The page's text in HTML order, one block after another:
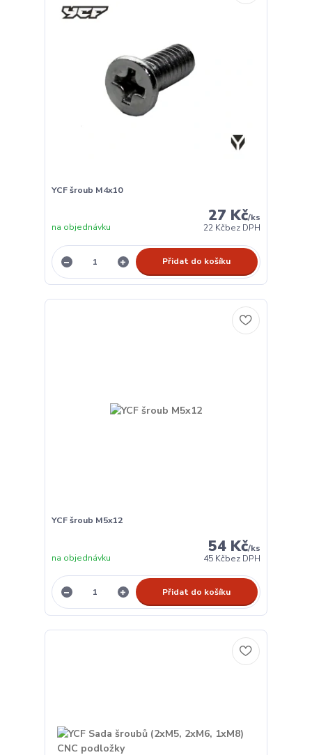
YCF šroub M4x10
27 Kč/ks
22 Kčbez DPH
na objednávku
Přidat do košíku
YCF šroub M5x12
54 Kč/ks
45 Kčbez DPH
na objednávku
Přidat do košíku